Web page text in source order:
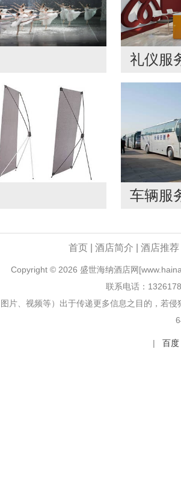
礼仪服
车辆服
首页 酒店简介 酒店推荐
Copyright © 2026 盛世海纳酒店网
联系电话：
片、视频等）出于传递更多信息之目的，若
| 百度